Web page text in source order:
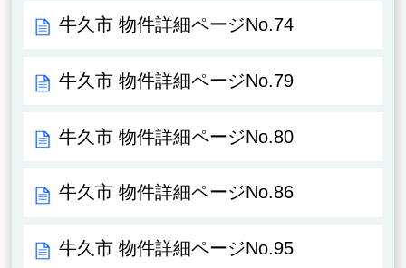
牛久市 物件詳細ページNo.74
牛久市 物件詳細ページNo.79
牛久市 物件詳細ページNo.80
牛久市 物件詳細ページNo.86
牛久市 物件詳細ページNo.95